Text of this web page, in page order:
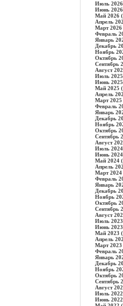
Июль
Июнь
Май 2026
Апрель
Март 2026
Февраль
Январь
Декабрь
Ноябрь
Октябрь
Сентябрь
Август
Июль
Июнь
Май 2025
Апрель
Март 2025
Февраль
Январь
Декабрь
Ноябрь
Октябрь
Сентябрь
Август
Июль
Июнь
Май 2024
Апрель
Март 2024
Февраль
Январь
Декабрь
Ноябрь
Октябрь
Сентябрь
Август
Июль
Июнь
Май 2023
Апрель
Март 2023
Февраль
Январь
Декабрь
Ноябрь
Октябрь
Сентябрь
Август
Июль
Июнь